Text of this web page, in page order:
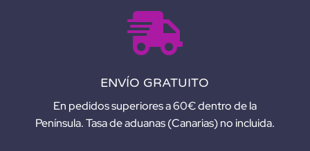

ENVÍO GRATUITO
En pedidos superiores a 60€ dentro de la
Península. Tasa de aduanas (Canarias) no incluida.